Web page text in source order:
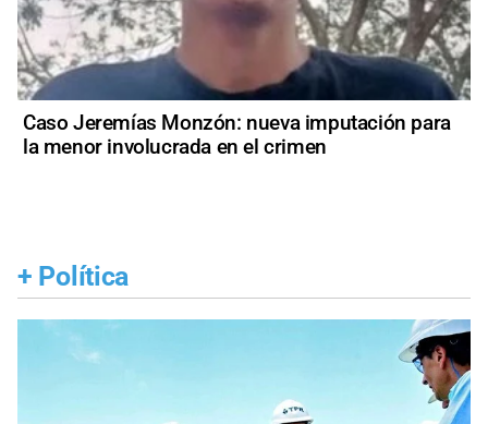
Caso Jeremías Monzón: nueva imputación para
la menor involucrada en el crimen
+ Política